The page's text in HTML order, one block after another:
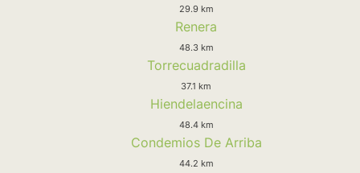
29.9 km
Renera
48.3 km
Torrecuadradilla
37.1 km
Hiendelaencina
48.4 km
Condemios De Arriba
44.2 km